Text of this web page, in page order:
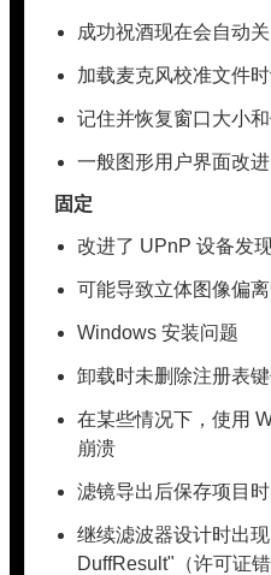
成功祝酒现在会自动
加载麦克风校准文件
记住并恢复窗口大小
一般图形用户界面改进
固定
改进了 UPnP 设备发
可能导致立体图像偏
Windows 安装问题
卸载时未删除注册表
在某些情况下，使用
崩溃
滤镜导出后保存项目
继续滤波器设计时出
DuffResult"（许可证